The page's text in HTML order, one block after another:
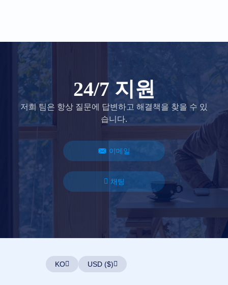
24/7 지원
저희 팀은 항상 질문에 답변하고 해결책을 찾을 수 있
습니다.
이메일
채팅
KO USD ($)